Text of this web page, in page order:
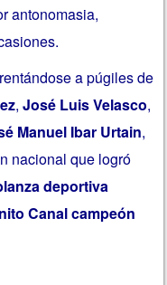
antonomasia,
a púgiles de
,José Luis Velasco,
Manuel Ibar Urtain,
nacional que logró
deportiva
Canal campeón